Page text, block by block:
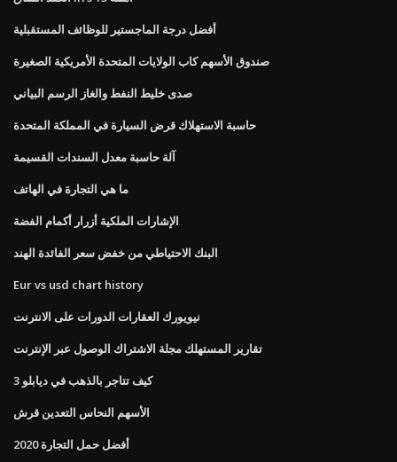
أفضل درجة الماجستير للوظائف المستقبلية
صندوق الأسهم كاب الولايات المتحدة الأمريكية الصغيرة
صدى خليط النفط والغاز الرسم البياني
حاسبة الاستهلاك قرض السيارة في المملكة المتحدة
آلة حاسبة معدل السندات القسيمة
ما هي التجارة في الهاتف
الإشارات الملكية أزرار أكمام الفضة
البنك الاحتياطي من خفض سعر الفائدة الهند
Eur vs usd chart history
نيويورك العقارات الدورات على الانترنت
تقارير المستهلك مجلة الاشتراك الوصول عبر الإنترنت
كيف تتاجر بالذهب في ديابلو 3
الأسهم النحاس التعدين قرش
أفضل حمل التجارة 2020